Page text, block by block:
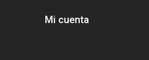
Mi cuenta